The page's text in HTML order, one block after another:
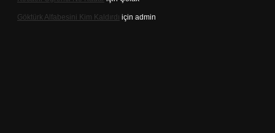
Göktürk Alfabesini Kim Kaldırdı için admin